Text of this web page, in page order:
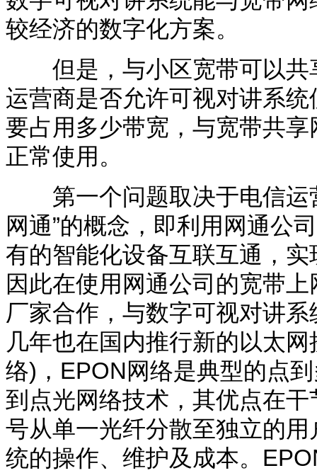
较经济的数字化方案。
但是，与小区宽带可以共
运营商是否允许可视对讲系统
要占用多少带宽，与宽带共
正常使用。
第一个问题取决于电信运
网通”的概念，即利用网通公
有的智能化设备互联互通，
因此在使用网通公司的宽带
厂家合作，与数字可视对讲
几年也在国内推行新的以太网
络) ， EPON网络是典型的点
到点光网络技术，其优点在
号从单一光纤分散至独立的
统的操作、维护及成本。